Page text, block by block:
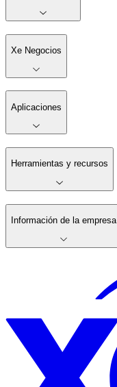
Xe Negocios
Aplicaciones
Herramientas y recursos
Información de la empresa